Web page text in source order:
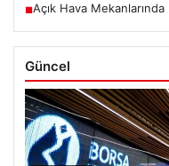
■Açık Hava
Güncel